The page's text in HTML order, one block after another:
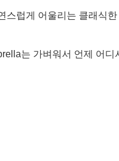
럽게 어울리는 클래식
는 가벼워서 언제 어디